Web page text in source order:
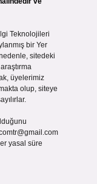
Teknolojileri
bir Yer
sitedeki
üyelerimiz
olup, siteye
yasal süre